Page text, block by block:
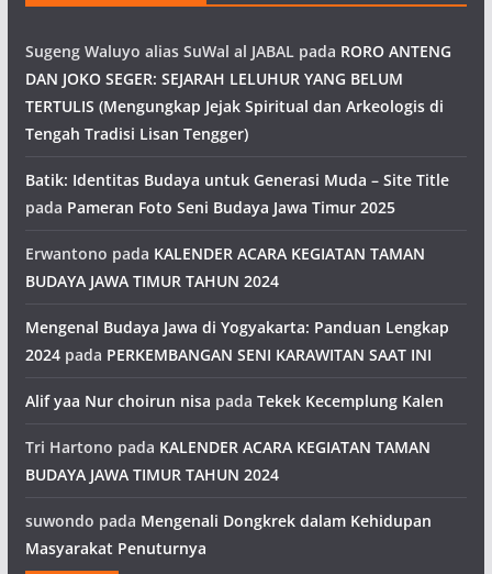
Sugeng Waluyo alias SuWal al JABAL pada RORO ANTENG
DAN JOKO SEGER: SEJARAH LELUHUR YANG BELUM
TERTULIS (Mengungkap Jejak Spiritual dan Arkeologis di
Tengah Tradisi Lisan Tengger)
Batik: Identitas Budaya untuk Generasi Muda – Site Title
pada Pameran Foto Seni Budaya Jawa Timur 2025
Erwantono pada KALENDER ACARA KEGIATAN TAMAN
BUDAYA JAWA TIMUR TAHUN 2024
Mengenal Budaya Jawa di Yogyakarta: Panduan Lengkap
2024pada PERKEMBANGAN SENI KARAWITAN SAAT INI
Alif yaa Nur choirun nisa pada Tekek Kecemplung Kalen
Tri Hartono pada KALENDER ACARA KEGIATAN TAMAN
BUDAYA JAWA TIMUR TAHUN 2024
suwondo pada Mengenali Dongkrek dalam Kehidupan
Masyarakat Penuturnya